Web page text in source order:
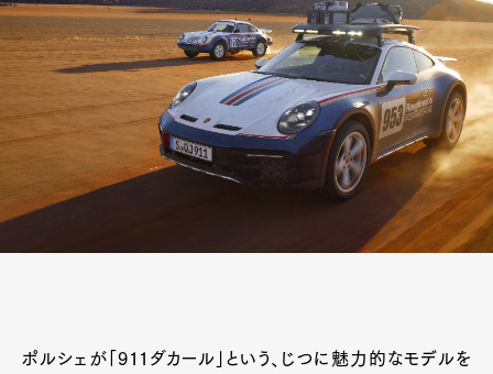
ポルシェが「911ダカール」という、じつに魅力的なモデルを